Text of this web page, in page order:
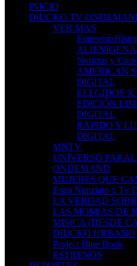
INICIO
DIUCKO TV
VER MAS
Noticias y
AMERICAN
DIGITAL
ELEGIDOS
EDICIÓN
DIGITAL
RAPIDO Y
DIGITAL
MNTV
UNIVERSO
ONDEMAND
MUJERES QUE
Enza Nunziato x Tv
LA VERDAD
LAS MOMIAS DE
MISICA (DESDE
DIUCKO URBANO
Project Blue Book
ESTRENOS